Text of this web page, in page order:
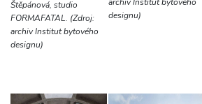
Štěpánová, studio
FORMAFATAL. (Zdroj:
archiv Institut bytového
designu)
designu)